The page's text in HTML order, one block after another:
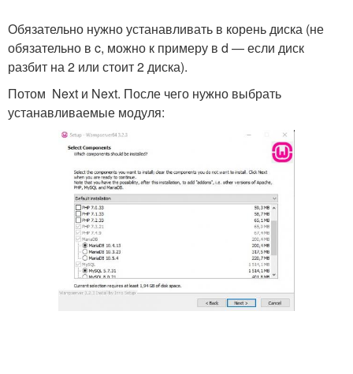
Обязательно нужно устанавливать в корень диска (не
обязательно в c, можно к примеру в d — если диск
разбит на 2 или стоит 2 диска).
Потом Next и Next. После чего нужно выбрать
устанавливаемые модуля: